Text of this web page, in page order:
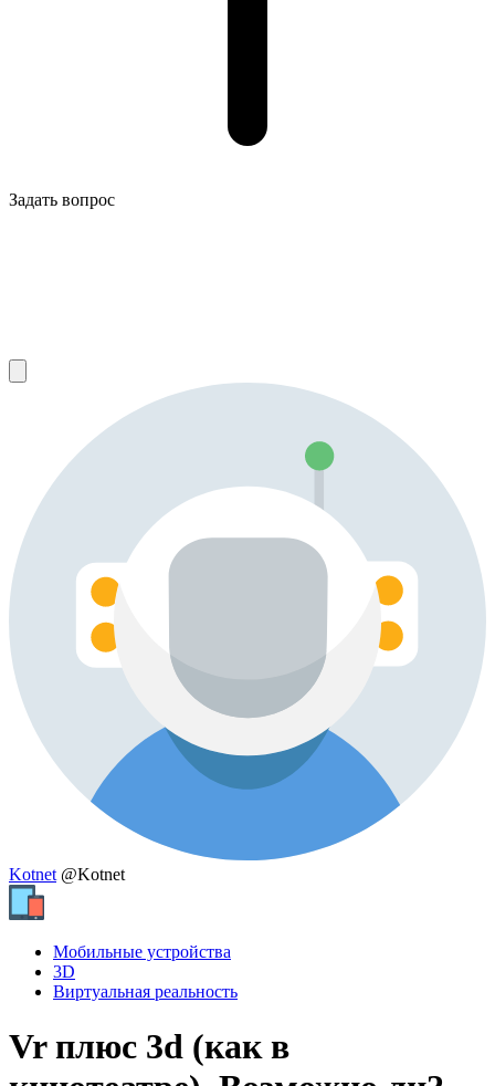
Задать вопрос
Kotnet @Kotnet
Мобильные устройства
3D
Виртуальная реальность
Vr плюс 3d (как в